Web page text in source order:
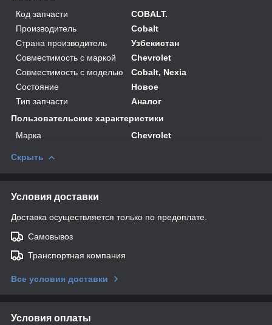
Код запчасти
COBALT.
Производитель
Cobalt
Страна производитель
Узбекистан
Совместимость с маркой
Chevrolet
Совместимость с моделью
Cobalt, Nexia
Состояние
Новое
Тип запчасти
Аналог
Пользовательские характеристики
Марка
Chevrolet
Скрыть
Условия доставки
Доставка осуществляется только по предоплате.
Самовывоз
Транспортная компания
Все условия доставки
Условия оплаты